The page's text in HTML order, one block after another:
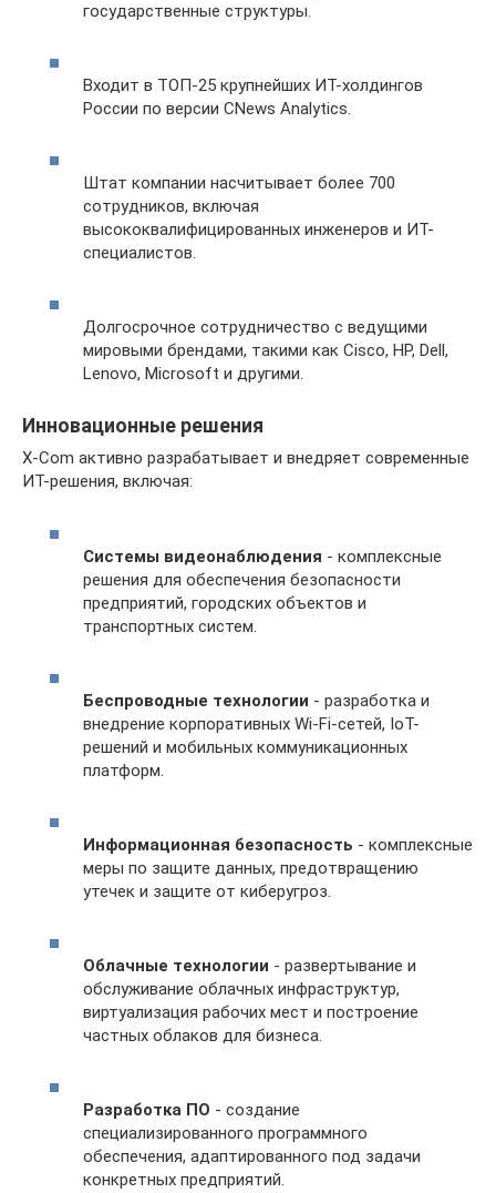
государственные структуры.
Входит в ТОП-25 крупнейших ИТ-холдингов
России по версии CNews Analytics.
Штат компании насчитывает более 700
сотрудников, включая
высококвалифицированных инженеров и ИТ-
специалистов.
Долгосрочное сотрудничество с ведущими
мировыми брендами, такими как Cisco, HP, Dell,
Lenovo, Microsoft и другими.
Инновационные решения
X-Com активно разрабатывает и внедряет современные
ИТ-решения, включая:
Системы видеонаблюдения - комплексные
решения для обеспечения безопасности
предприятий, городских объектов и
транспортных систем.
Беспроводные технологии - разработка и
внедрение корпоративных Wi-Fi-сетей, IoT-
решений и мобильных коммуникационных
платформ.
Информационная безопасность - комплексные
меры по защите данных, предотвращению
утечек и защите от киберугроз.
Облачные технологии - развертывание и
обслуживание облачных инфраструктур,
виртуализация рабочих мест и построение
частных облаков для бизнеса.
Разработка ПО - создание
специализированного программного
обеспечения, адаптированного под задачи
конкретных предприятий.